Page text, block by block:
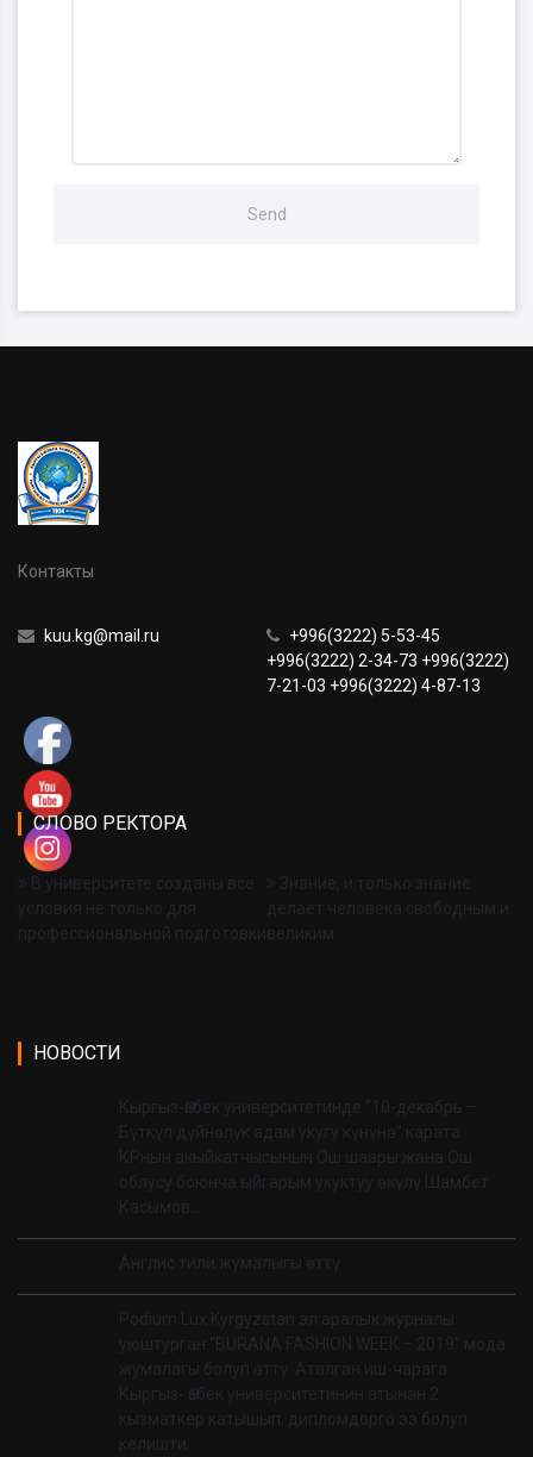
Контакты
kuu.kg@mail.ru
+996(3222) 5-53-45
+996(3222) 2-34-73 +996(3222)
7-21-03 +996(3222) 4-87-13
СЛОВО РЕКТОРА
В университете созданы все
условия не только для
профессиональной подготовки
Знание, и только знание
делает человека свободным и
великим
НОВОСТИ
Кыргыз-Өзбек университетинде “10-декабрь –
Бүткүл дүйнөлүк адам укугу күнүнө” карата
КРнын акыйкатчысынын Ош шаары жана Ош
облусу боюнча ыйгарым укуктуу өкүлү Шамбет
Касымов…
Англис тили жумалыгы өттү
Podium Lux Kyrgyzstan эл аралык журналы
уюштурган “BURANA FASHION WEEK – 2019” мода
жумалагы болуп өттү. Аталган иш-чарага
Кыргыз- Өзбек университетинин атынан 2
кызматкер катышып, дипломдорго ээ болуп
келишти